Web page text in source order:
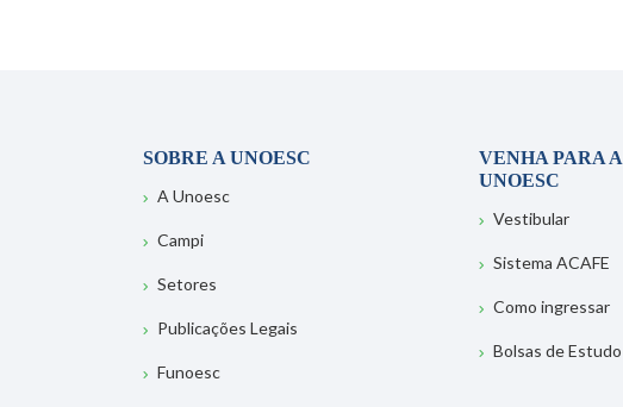
SOBRE A UNOESC
A Unoesc
Campi
Setores
Publicações Legais
Funoesc
VENHA PARA A
UNOESC
Vestibular
Sistema ACAFE
Como ingressar
Bolsas de Estudo